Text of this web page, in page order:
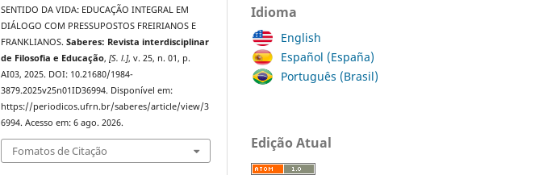
SENTIDO DA VIDA: EDUCAÇÃO INTEGRAL EM
DIÁLOGO COM PRESSUPOSTOS FREIRIANOS E
FRANKLIANOS.Saberes: Revista interdisciplinar
de Filosofia e Educação,[S. l.], v. 25, n. 01, p.
AI03, 2025. DOI: 10.21680/1984-
3879.2025v25n01ID36994. Disponível em:
https://periodicos.ufrn.br/saberes/article/view/3
6994. Acesso em: 6 ago. 2026.
Fomatos de Citação
Idioma
English
Español (España)
Português (Brasil)
Edição Atual